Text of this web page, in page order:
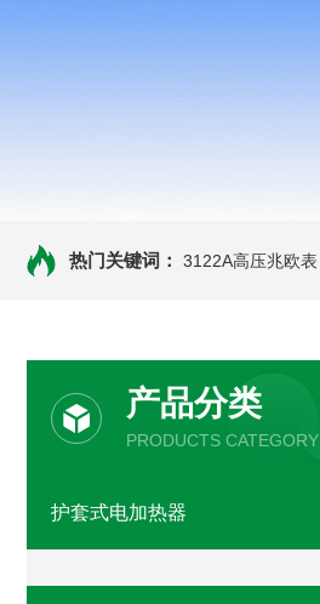
热门关键词： 3122A高压兆欧表
产品分类
PRODUCTS CATEGORY
护套式电加热器